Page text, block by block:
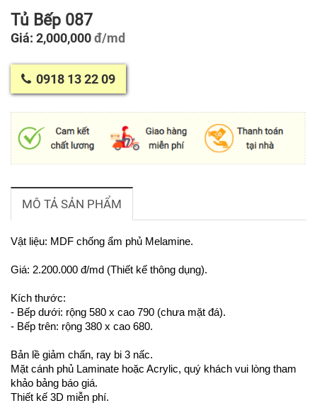
Tủ Bếp 087
Giá: 2,000,000đ/md
0918 13 22 09
MÔ TẢ SẢN PHẨM
Vật liệu: MDF chống ẩm phủ Melamine.
Giá: 2.200.000 đ/md (Thiết kế thông dụng).
Kích thước:
- Bếp dưới: rộng 580 x cao 790 (chưa mặt đá).
- Bếp trên: rộng 380 x cao 680.
Bản lề giảm chấn, ray bi 3 nấc.
Mặt cánh phủ Laminate hoặc Acrylic, quý khách vui lòng tham
khảo bảng báo giá.
Thiết kế 3D miễn phí.